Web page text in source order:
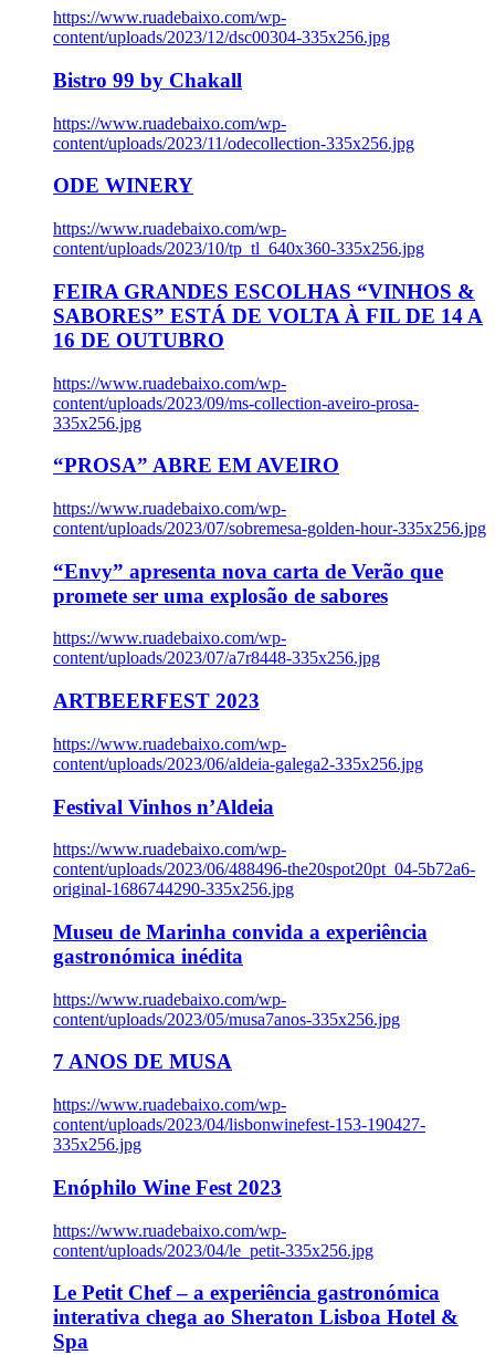
https://www.ruadebaixo.com/wp-
content/uploads/2023/12/dsc00304-335x256.jpg
Bistro 99 by Chakall
https://www.ruadebaixo.com/wp-
content/uploads/2023/11/odecollection-335x256.jpg
ODE WINERY
https://www.ruadebaixo.com/wp-
content/uploads/2023/10/tp_tl_640x360-335x256.jpg
FEIRA GRANDES ESCOLHAS “VINHOS &
SABORES” ESTÁ DE VOLTA À FIL DE 14 A
16 DE OUTUBRO
https://www.ruadebaixo.com/wp-
content/uploads/2023/09/ms-collection-aveiro-prosa-
335x256.jpg
“PROSA” ABRE EM AVEIRO
https://www.ruadebaixo.com/wp-
content/uploads/2023/07/sobremesa-golden-hour-335x256.jpg
“Envy” apresenta nova carta de Verão que
promete ser uma explosão de sabores
https://www.ruadebaixo.com/wp-
content/uploads/2023/07/a7r8448-335x256.jpg
ARTBEERFEST 2023
https://www.ruadebaixo.com/wp-
content/uploads/2023/06/aldeia-galega2-335x256.jpg
Festival Vinhos n’Aldeia
https://www.ruadebaixo.com/wp-
content/uploads/2023/06/488496-the20spot20pt_04-5b72a6-
original-1686744290-335x256.jpg
Museu de Marinha convida a experiência
gastronómica inédita
https://www.ruadebaixo.com/wp-
content/uploads/2023/05/musa7anos-335x256.jpg
7 ANOS DE MUSA
https://www.ruadebaixo.com/wp-
content/uploads/2023/04/lisbonwinefest-153-190427-
335x256.jpg
Enóphilo Wine Fest 2023
https://www.ruadebaixo.com/wp-
content/uploads/2023/04/le_petit-335x256.jpg
Le Petit Chef – a experiência gastronómica
interativa chega ao Sheraton Lisboa Hotel &
Spa